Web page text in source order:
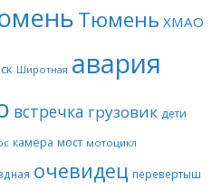
Тюмень ХМАО
Широтная авария
встречка грузовик дети
камера мост мотоцикл
очевидец перевертыш